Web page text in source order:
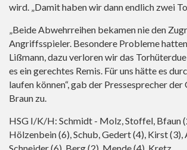
wird. „Damit haben wir dann endlich zwei
„Beide Abwehrreihen bekamen nie den
Angriffsspieler. Besondere Probleme
Lißmann, dazu verloren wir das
es ein gerechtes Remis. Für uns hätte es
laufen können“, gab der Pressesprecher
Braun zu.
HSG I/K/H: Schmidt - Molz, Stoffel, Bfaun
Hölzenbein (6), Schub, Gedert (4), Kirst (3),